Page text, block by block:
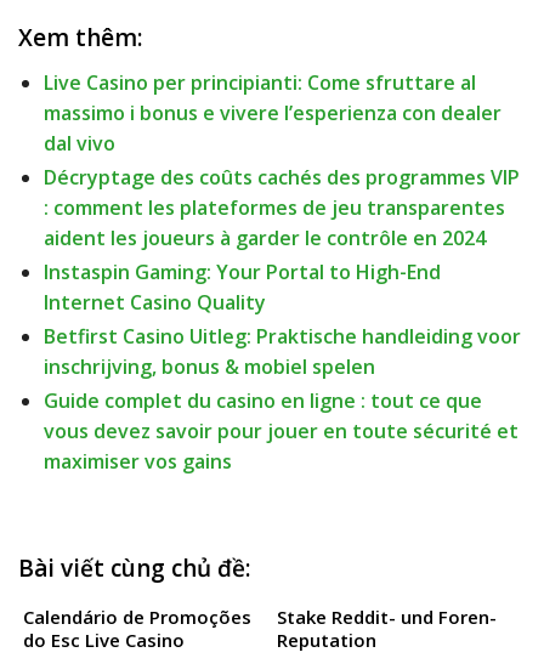
Xem thêm:
Live Casino per principianti: Come sfruttare al
massimo i bonus e vivere l’esperienza con dealer
dal vivo
Décryptage des coûts cachés des programmes VIP
: comment les plateformes de jeu transparentes
aident les joueurs à garder le contrôle en 2024
Instaspin Gaming: Your Portal to High-End
Internet Casino Quality
Betfirst Casino Uitleg: Praktische handleiding voor
inschrijving, bonus & mobiel spelen
Guide complet du casino en ligne : tout ce que
vous devez savoir pour jouer en toute sécurité et
maximiser vos gains
Bài viết cùng chủ đề:
Calendário de Promoções
do Esc Live Casino
Stake Reddit- und Foren-
Reputation